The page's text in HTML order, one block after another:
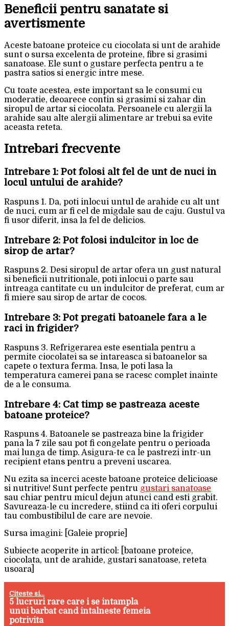
Beneficii pentru sanatate si
avertismente
Aceste batoane proteice cu ciocolata si unt de arahide
sunt o sursa excelenta de proteine, fibre si grasimi
sanatoase. Ele sunt o gustare perfecta pentru a te
pastra satios si energic intre mese.
Cu toate acestea, este important sa le consumi cu
moderatie, deoarece contin si grasimi si zahar din
siropul de artar si ciocolata. Persoanele cu alergii la
arahide sau alte alergii alimentare ar trebui sa evite
aceasta reteta.
Intrebari frecvente
Intrebare 1: Pot folosi alt fel de unt de nuci in
locul untului de arahide?
Raspuns 1. Da, poti inlocui untul de arahide cu alt unt
de nuci, cum ar fi cel de migdale sau de caju. Gustul va
fi usor diferit, insa la fel de delicios.
Intrebare 2: Pot folosi indulcitor in loc de
sirop de artar?
Raspuns 2. Desi siropul de artar ofera un gust natural
si beneficii nutritionale, poti inlocui o parte sau
intreaga cantitate cu un indulcitor de preferat, cum ar
fi miere sau sirop de artar de cocos.
Intrebare 3: Pot pregati batoanele fara a le
raci in frigider?
Raspuns 3. Refrigerarea este esentiala pentru a
permite ciocolatei sa se intareasca si batoanelor sa
capete o textura ferma. Insa, le poti lasa la
temperatura camerei pana se racesc complet inainte
de a le consuma.
Intrebare 4: Cat timp se pastreaza aceste
batoane proteice?
Raspuns 4. Batoanele se pastreaza bine la frigider
pana la 7 zile sau pot fi congelate pentru o perioada
mai lunga de timp. Asigura-te ca le pastrezi intr-un
recipient etans pentru a preveni uscarea.
Nu ezita sa incerci aceste batoane proteice delicioase
si nutritive! Sunt perfecte pentru gustari sanatoase
sau chiar pentru micul dejun atunci cand esti grabit.
Savureaza-le cu incredere, stiind ca iti oferi corpului
tau combustibilul de care are nevoie.
Sursa imagini: [Galeie proprie]
Subiecte acoperite in articol: [batoane proteice,
ciocolata, unt de arahide, gustari sanatoase, reteta
usoara]
Citeste si...
5 lucruri rare care i se intampla
unui barbat cand intalneste femeia
potrivita